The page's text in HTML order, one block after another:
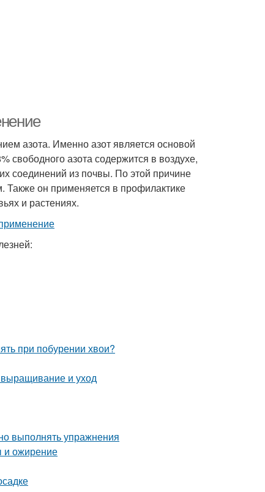
азота. Именно азот является основой
свободного азота содержится в воздухе,
соединений из почвы. По этой причине
Также он применяется в профилактике
и растениях.
при побурении хвои?
выращивание и уход
выполнять упражнения
и ожирение